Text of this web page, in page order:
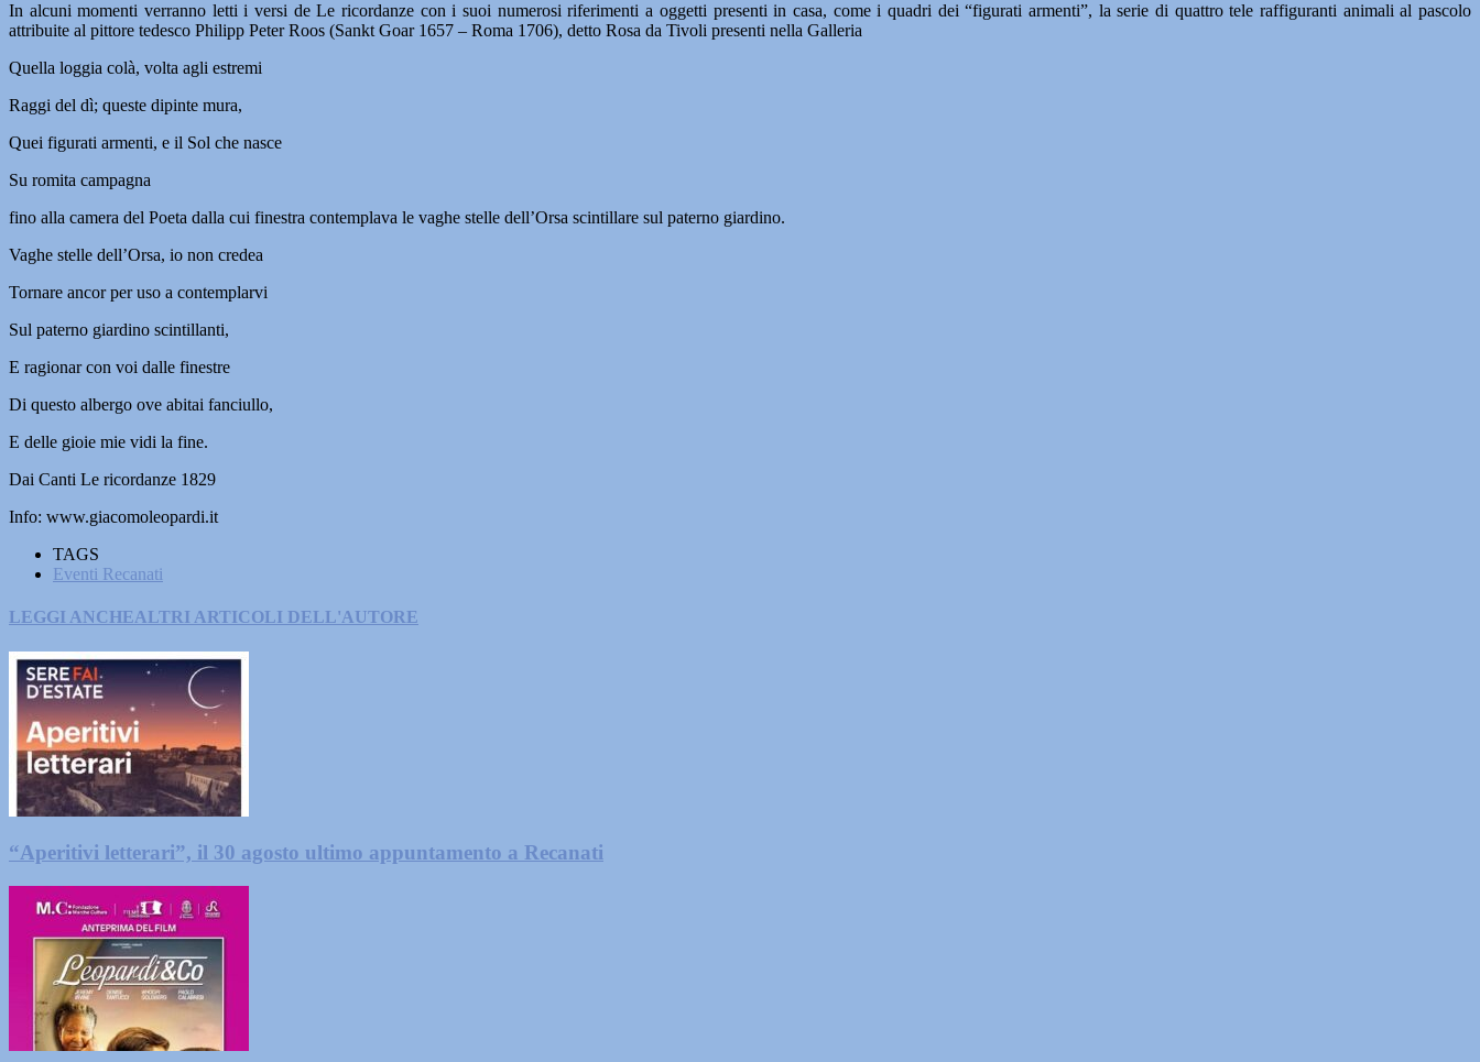
In alcuni momenti verranno letti i versi de Le ricordanze con i suoi numerosi riferimenti a oggetti presenti in casa, come i quadri dei “figurati armenti”, la serie di quattro tele raffiguranti animali al pascolo
attribuite al pittore tedesco Philipp Peter Roos (Sankt Goar 1657 – Roma 1706), detto Rosa da Tivoli presenti nella Galleria
Quella loggia colà, volta agli estremi
Raggi del dì; queste dipinte mura,
Quei figurati armenti, e il Sol che nasce
Su romita campagna
fino alla camera del Poeta dalla cui finestra contemplava le vaghe stelle dell’Orsa scintillare sul paterno giardino.
Vaghe stelle dell’Orsa, io non credea
Tornare ancor per uso a contemplarvi
Sul paterno giardino scintillanti,
E ragionar con voi dalle finestre
Di questo albergo ove abitai fanciullo,
E delle gioie mie vidi la fine.
Dai Canti Le ricordanze 1829
Info: www.giacomoleopardi.it
TAGS
Eventi Recanati
LEGGI ANCHEALTRI ARTICOLI DELL'AUTORE
“Aperitivi letterari”, il 30 agosto ultimo appuntamento a Recanati